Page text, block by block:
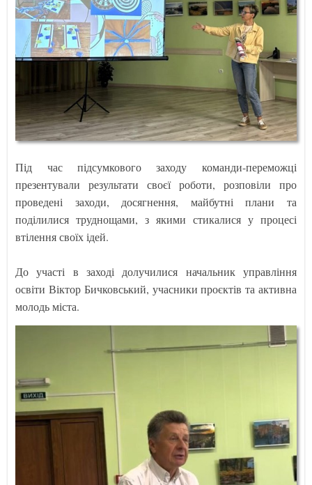
Під час підсумкового заходу команди-переможці
презентували результати своєї роботи, розповіли про
проведені заходи, досягнення, майбутні плани та
поділилися труднощами, з якими стикалися у процесі
втілення своїх ідей.
До участі в заході долучилися начальник управління
освіти Віктор Бичковський, учасники проєктів та активна
молодь міста.